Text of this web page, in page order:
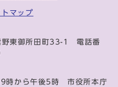
トマップ
東御所田町33-1 電話番
9時から午後5時 市役所本庁